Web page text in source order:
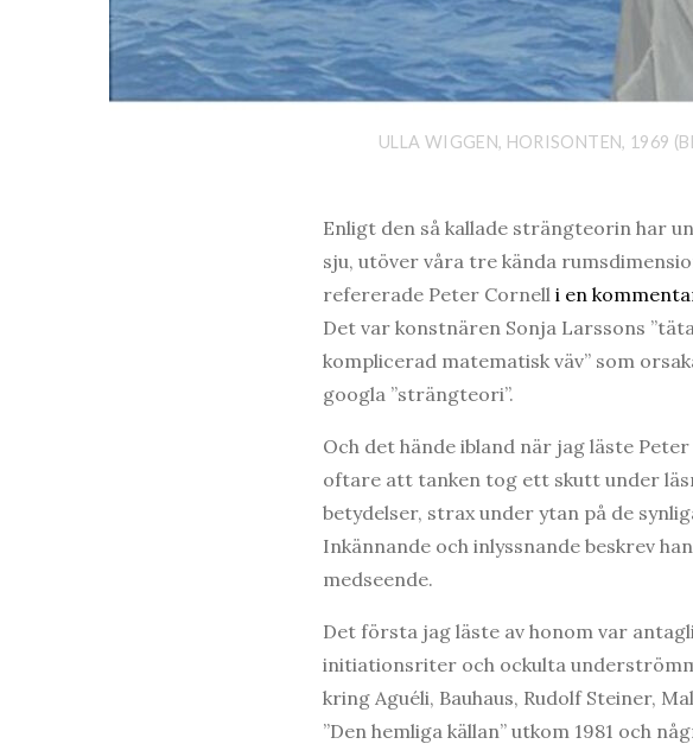
ULLA WIGGEN, HORISONTEN, 1969
Enligt den så kallade strängteorin har
sju, utöver våra tre kända
refererade Peter Cornell i en
Det var konstnären Sonja Larssons
komplicerad matematisk väv” som
googla ”strängteori”.
Och det hände ibland när jag läste
oftare att tanken tog ett skutt under
betydelser, strax under ytan på de
Inkännande och inlyssnande beskrev
medseende.
Det första jag läste av honom var
initiationsriter och ockulta
kring Aguéli, Bauhaus, Rudolf Steiner,
”Den hemliga källan” utkom 1981 och